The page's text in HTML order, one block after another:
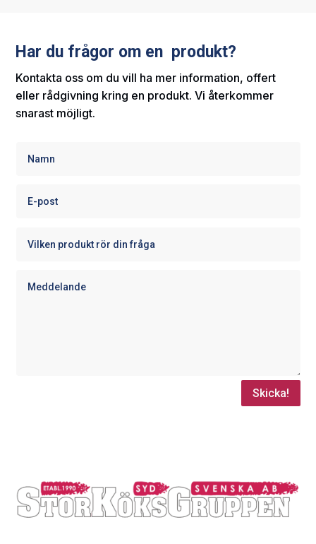
Har du frågor om en produkt?
Kontakta oss om du vill ha mer information, offert
eller rådgivning kring en produkt. Vi återkommer
snarast möjligt.
Skicka!